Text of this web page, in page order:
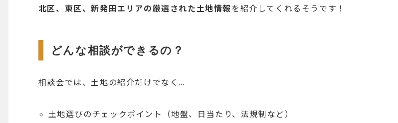
北区、東区、新発田エリアの厳選された土地情報 を紹介してくれるそうです！
どんな相談ができるの？
相談会では、土地の紹介だけでなく…
土地選びのチェックポイント（地盤、日当たり、法規制など）